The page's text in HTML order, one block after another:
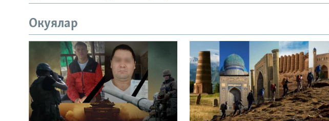
Окуялар